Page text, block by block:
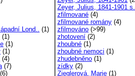
Lond.. (1)
(1)
(1)
(1)
(4)
(7)
Zeyer, Julius, 1841-1901
zfilmované (4)
zfilmované romány (4)
zfilmováno (>99)
zhotovení (2)
zhoubné (1)
zhoubné nemoci (1)
zhudebněno (1)
zídky (2)
Zieglerová, Marie (1)